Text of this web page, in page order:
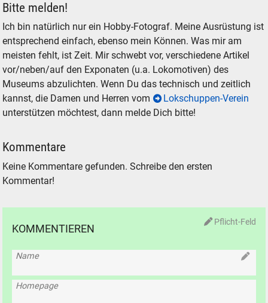
Bitte melden!
Ich bin natürlich nur ein Hobby-Fotograf. Meine Ausrüstung ist
entsprechend einfach, ebenso mein Können. Was mir am
meisten fehlt, ist Zeit. Mir schwebt vor, verschiedene Artikel
vor/neben/auf den Exponaten (u.a. Lokomotiven) des
Museums abzulichten. Wenn Du das technisch und zeitlich
kannst, die Damen und Herren vom
Lokschuppen-Verein
unterstützen möchtest, dann melde Dich bitte!
Kommentare
Keine Kommentare gefunden. Schreibe den ersten
Kommentar!
Pflicht-Feld
KOMMENTIEREN
Name
Homepage